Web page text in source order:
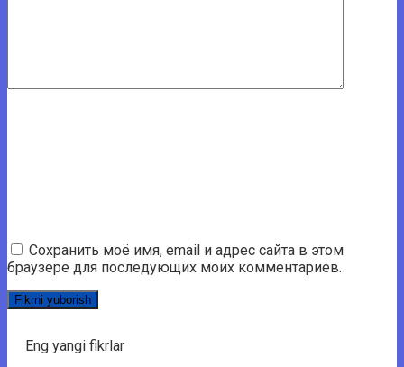
Сохранить моё имя, email и адрес сайта в этом
браузере для последующих моих комментариев.
Eng yangi fikrlar